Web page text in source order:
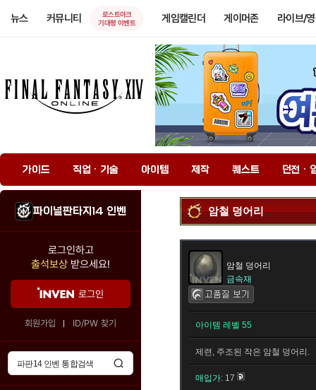
뉴스 커뮤니티
로스트아크
기대평 이벤트
게임캘린더 게이머존 라이브/
가이드 직업 · 기술 아이템 제작 퀘스트 던전 ·
파이널판타지14 인벤
로그인하고
출석보상 받으세요!
로그인
회원가입 ID/PW 찾기
암철 덩어리
암철 덩어리
금속재
아이템 레벨 55
제련, 주조된 작은 암철 덩어리.
매입가: 17